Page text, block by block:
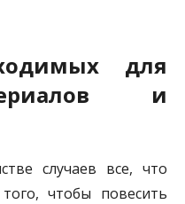
для
и
случаев все, что
чтобы повесить